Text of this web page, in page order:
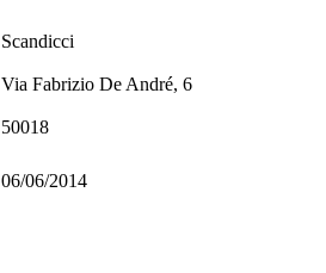
Scandicci
Via Fabrizio De André, 6
50018
06/06/2014